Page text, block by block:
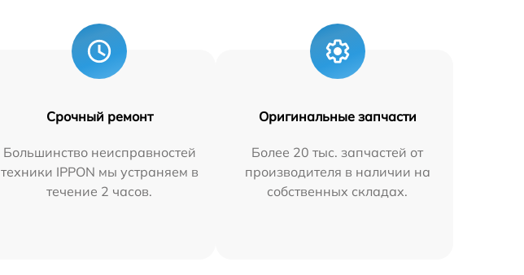
Срочный ремонт
Большинство неисправностей
техники IPPON мы устраняем в
течение 2 часов.
Оригинальные запчасти
Более 20 тыс. запчастей от
производителя в наличии на
собственных складах.